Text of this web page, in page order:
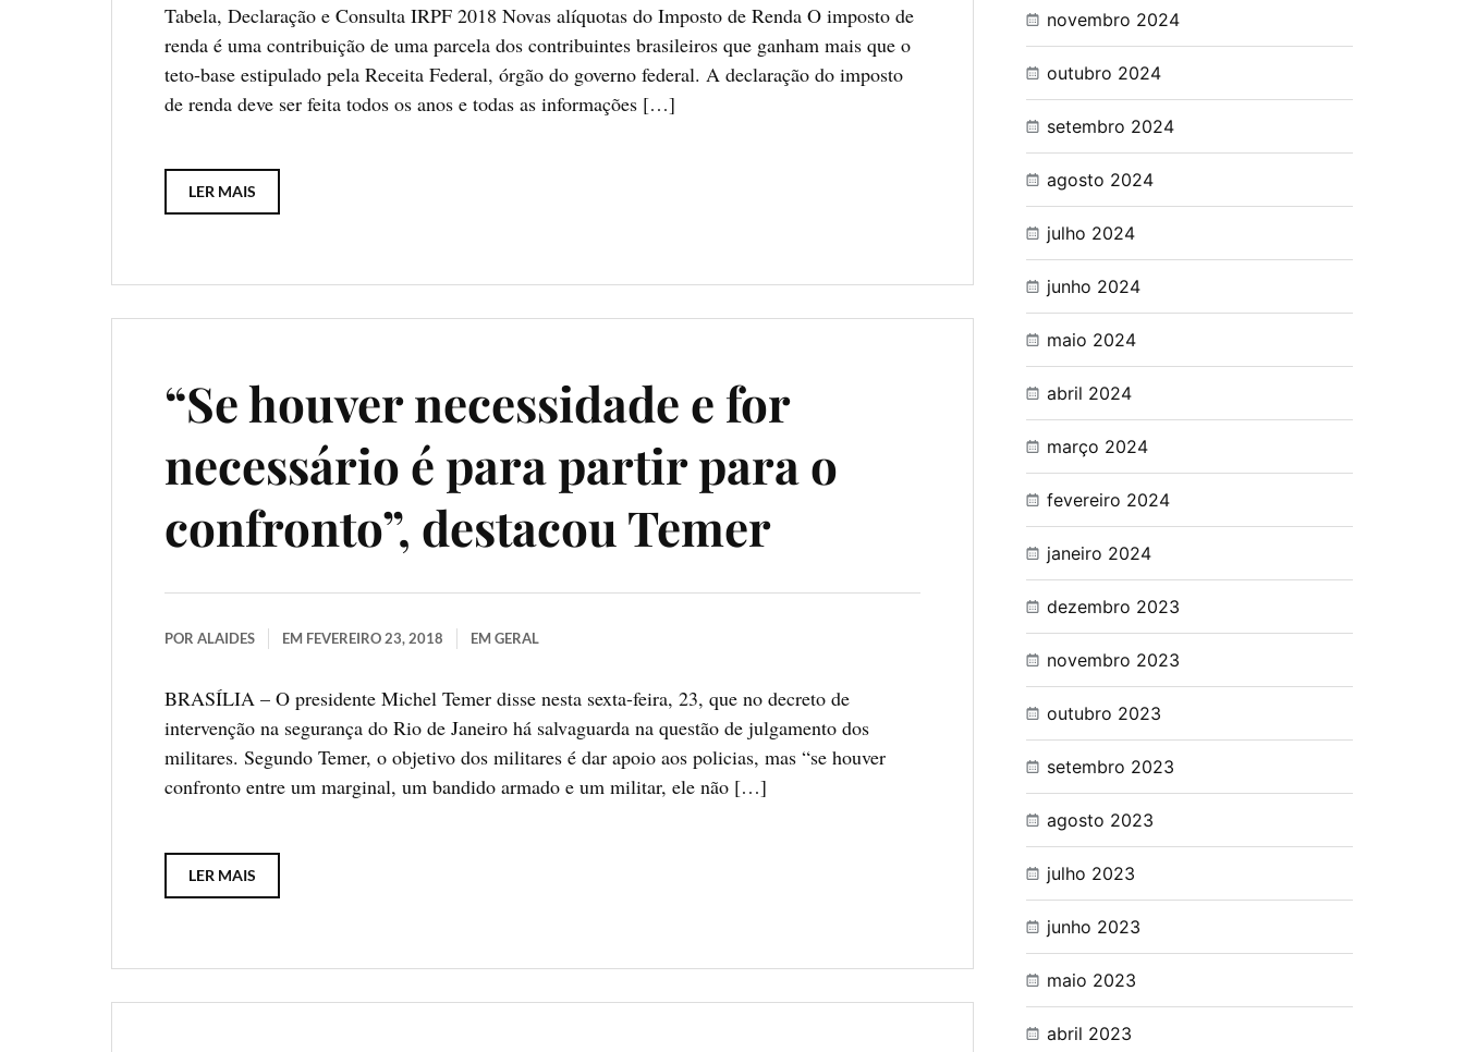
Tabela, Declaração e Consulta IRPF 2018 Novas alíquotas do Imposto de Renda O imposto de
renda é uma contribuição de uma parcela dos contribuintes brasileiros que ganham mais que o
teto-base estipulado pela Receita Federal, órgão do governo federal. A declaração do imposto
de renda deve ser feita todos os anos e todas as informações […]
LER MAIS
“Se houver necessidade e for
necessário é para partir para o
confronto”, destacou Temer
POR ALAIDES EM FEVEREIRO 23, 2018 EM GERAL
BRASÍLIA – O presidente Michel Temer disse nesta sexta-feira, 23, que no decreto de
intervenção na segurança do Rio de Janeiro há salvaguarda na questão de julgamento dos
militares. Segundo Temer, o objetivo dos militares é dar apoio aos policias, mas “se houver
confronto entre um marginal, um bandido armado e um militar, ele não […]
LER MAIS
novembro 2024
outubro 2024
setembro 2024
agosto 2024
julho 2024
junho 2024
maio 2024
abril 2024
março 2024
fevereiro 2024
janeiro 2024
dezembro 2023
novembro 2023
outubro 2023
setembro 2023
agosto 2023
julho 2023
junho 2023
maio 2023
abril 2023